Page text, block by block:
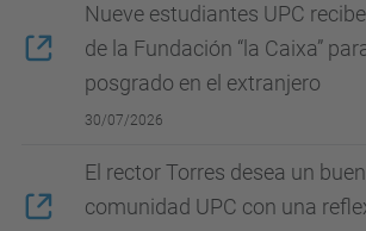
Nueve estudiantes UPC
de la Fundación “la Caixa”
posgrado en el extranjero
30/07/2026
El rector Torres desea un
comunidad UPC con una